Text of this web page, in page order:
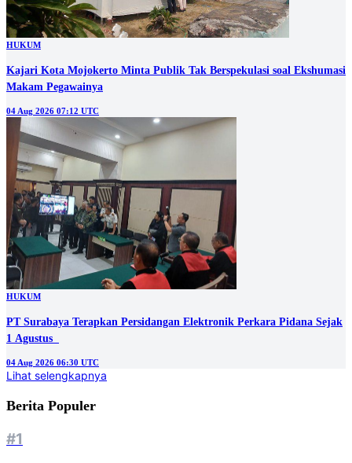
HUKUM
Kajari Kota Mojokerto Minta Publik Tak Berspekulasi soal Ekshumasi
Makam Pegawainya
04 Aug 2026 07:12 UTC
HUKUM
PT Surabaya Terapkan Persidangan Elektronik Perkara Pidana Sejak
1 Agustus
04 Aug 2026 06:30 UTC
Lihat selengkapnya
Berita Populer
#1